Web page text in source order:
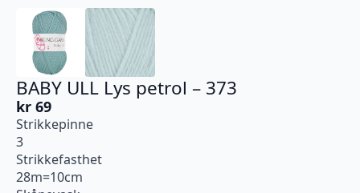
BABY ULL Lys petrol – 373
kr 69
Strikkepinne
3
Strikkefasthet
28m=10cm